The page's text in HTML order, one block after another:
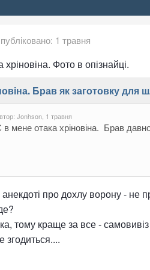
1 травня
хріновіна. Фото в опізнайці.
про дохлу ворону - не
тому краще за все -
згодиться....